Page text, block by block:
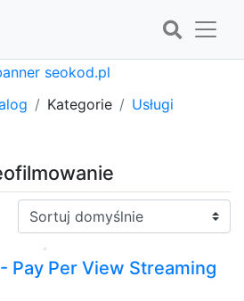
Kategorie
Usługi
Sortuj:
Pay Per View Streaming